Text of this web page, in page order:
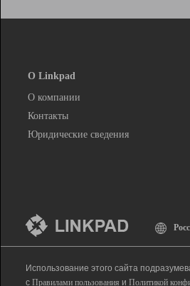
О Linkpad
О компании
Контакты
Юридические сведения
Использование этого сайта
с Правилами пользования и Политикой